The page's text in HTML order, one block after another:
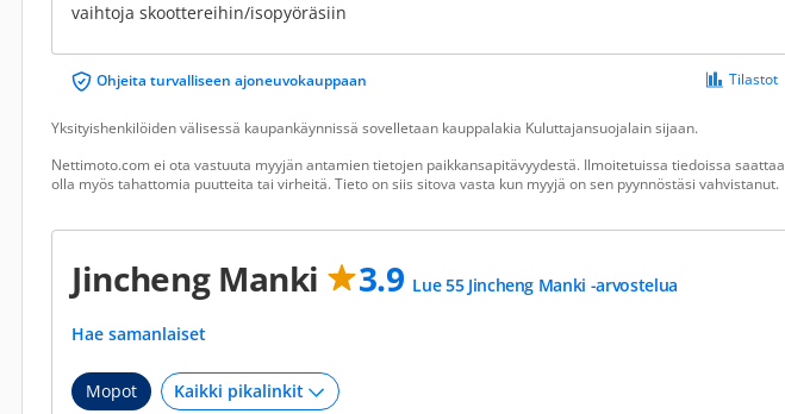
vaihtoja skoottereihin/isopyöräsiin
Ohjeita turvalliseen ajoneuvokauppaan Tilastot
Yksityishenkilöiden välisessä kaupankäynnissä sovelletaan kauppalakia Kuluttajansuojalain sijaan.
Nettimoto.com ei ota vastuuta myyjän antamien tietojen paikkansapitävyydestä. Ilmoitetuissa tiedoissa saattaa
olla myös tahattomia puutteita tai virheitä. Tieto on siis sitova vasta kun myyjä on sen pyynnöstäsi vahvistanut.
Jincheng Manki 3.9 Lue 55 Jincheng Manki -arvostelua
Hae samanlaiset
Mopot